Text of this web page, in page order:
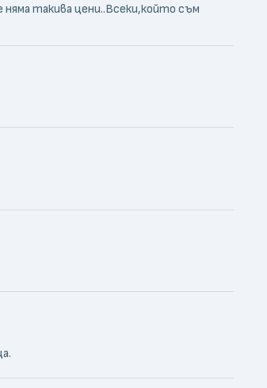
няма такива цени..Всеки,който съм